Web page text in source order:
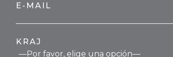
E-MAIL
KRAJ